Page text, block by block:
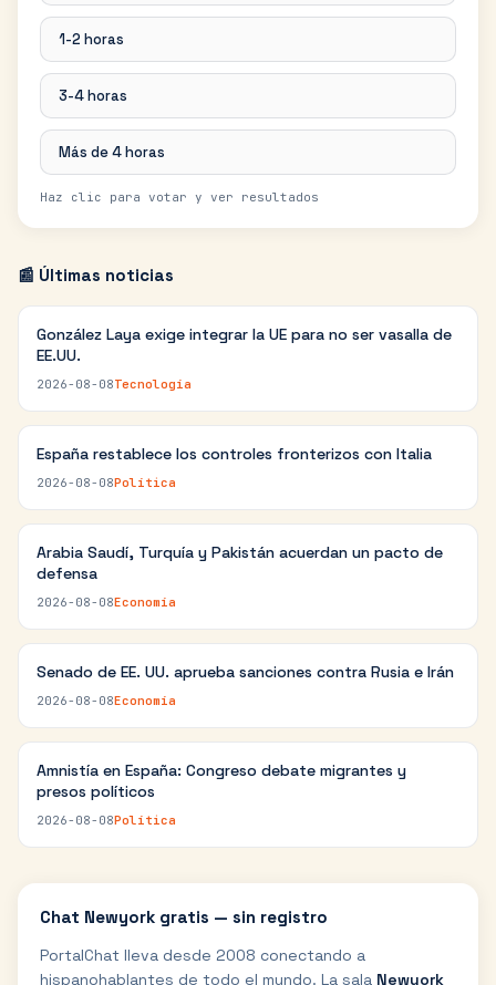
1-2 horas
3-4 horas
Más de 4 horas
Haz clic para votar y ver resultados
📰 Últimas noticias
González Laya exige integrar la UE para no ser vasalla de
EE.UU.
2026-08-08Tecnología
España restablece los controles fronterizos con Italia
2026-08-08Política
Arabia Saudí, Turquía y Pakistán acuerdan un pacto de
defensa
2026-08-08Economía
Senado de EE. UU. aprueba sanciones contra Rusia e Irán
2026-08-08Economía
Amnistía en España: Congreso debate migrantes y
presos políticos
2026-08-08Política
Chat Newyork gratis — sin registro
PortalChat lleva desde 2008 conectando a
hispanohablantes de todo el mundo. La sala Newyork